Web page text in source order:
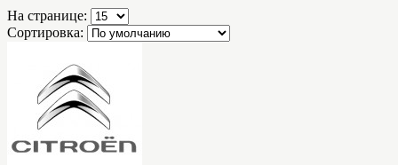
На странице:
Сортировка: